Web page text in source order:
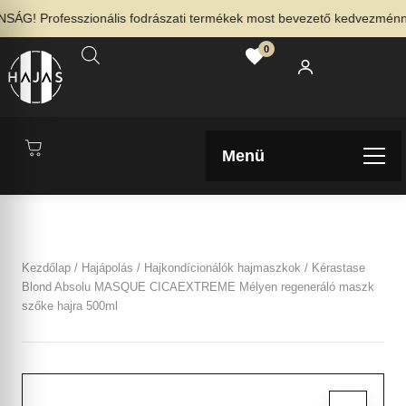
Professzionális fodrászati termékek most bevezető
0
Menü
Kezdőlap / Hajápolás / Hajkondícionálók hajmaszkok / Kérastase
Blond Absolu MASQUE CICAEXTREME Mélyen regeneráló maszk
szőke hajra 500ml